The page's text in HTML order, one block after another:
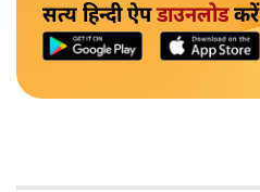
सत्य हिन्दी ऐपडाउनलोडकरें